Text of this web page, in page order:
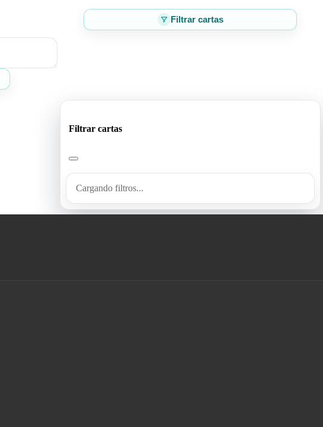
Filtrar cartas
Filtrar cartas
Cargando filtros...